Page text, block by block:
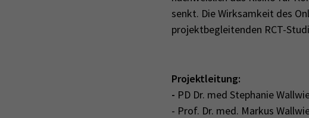
senkt. Die Wirksamkeit des
projektbegleitenden RCT-
Projektleitung:
- PD Dr. med Stephanie
- Prof. Dr. med. Markus